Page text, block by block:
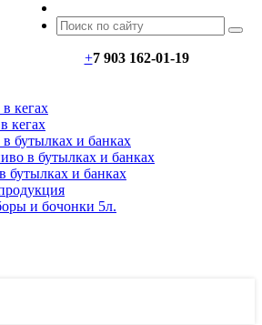
+7 903 162-01-19
кегах
кегах
бутылках и банках
в бутылках и банках
бутылках и банках
и бочонки 5л.